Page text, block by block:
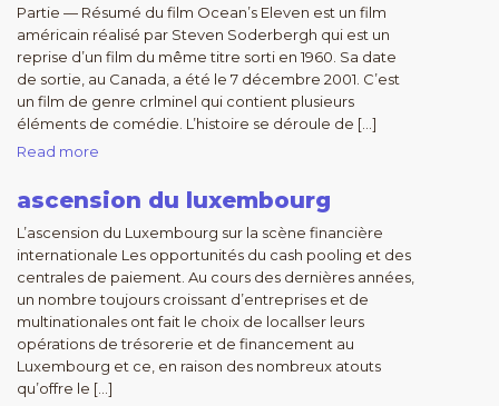
Partie — Résumé du film Ocean’s Eleven est un film
américain réalisé par Steven Soderbergh qui est un
reprise d’un film du même titre sorti en 1960. Sa date
de sortie, au Canada, a été le 7 décembre 2001. C’est
un film de genre crlminel qui contient plusieurs
éléments de comédie. L’histoire se déroule de […]
Read more
ascension du luxembourg
L’ascension du Luxembourg sur la scène financière
internationale Les opportunités du cash pooling et des
centrales de paiement. Au cours des dernières années,
un nombre toujours croissant d’entreprises et de
multinationales ont fait le choix de locallser leurs
opérations de trésorerie et de financement au
Luxembourg et ce, en raison des nombreux atouts
qu’offre le […]